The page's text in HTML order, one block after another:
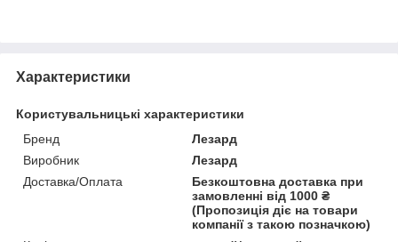
Характеристики
Користувальницькі характеристики
Бренд
Лезард
Виробник
Лезард
Доставка/Оплата
Безкоштовна доставка при
замовленні від 1000 ₴
(Пропозиція діє на товари
компанії з такою позначкою)